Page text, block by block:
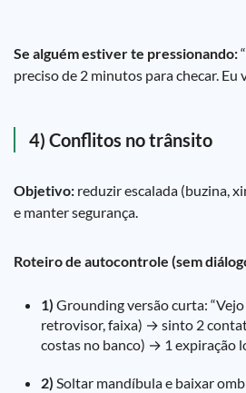
Se alguém estiver te pressionando:
preciso de 2 minutos para checar. Eu
4) Conflitos no trânsito
Objetivo: reduzir escalada (buzina,
e manter segurança.
Roteiro de autocontrole (sem
1) Grounding versão curta: “Vejo
retrovisor, faixa) → sinto 2
costas no banco) → 1 expiração
2) Soltar mandíbula e baixar